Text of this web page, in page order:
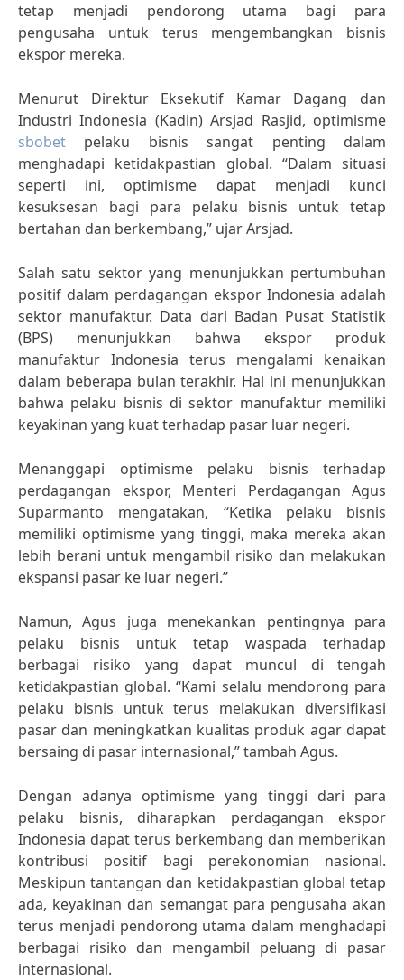
tetap menjadi pendorong utama bagi para
pengusaha untuk terus mengembangkan bisnis
ekspor mereka.
Menurut Direktur Eksekutif Kamar Dagang dan
Industri Indonesia (Kadin) Arsjad Rasjid, optimisme
sbobet pelaku bisnis sangat penting dalam
menghadapi ketidakpastian global. “Dalam situasi
seperti ini, optimisme dapat menjadi kunci
kesuksesan bagi para pelaku bisnis untuk tetap
bertahan dan berkembang,” ujar Arsjad.
Salah satu sektor yang menunjukkan pertumbuhan
positif dalam perdagangan ekspor Indonesia adalah
sektor manufaktur. Data dari Badan Pusat Statistik
(BPS) menunjukkan bahwa ekspor produk
manufaktur Indonesia terus mengalami kenaikan
dalam beberapa bulan terakhir. Hal ini menunjukkan
bahwa pelaku bisnis di sektor manufaktur memiliki
keyakinan yang kuat terhadap pasar luar negeri.
Menanggapi optimisme pelaku bisnis terhadap
perdagangan ekspor, Menteri Perdagangan Agus
Suparmanto mengatakan, “Ketika pelaku bisnis
memiliki optimisme yang tinggi, maka mereka akan
lebih berani untuk mengambil risiko dan melakukan
ekspansi pasar ke luar negeri.”
Namun, Agus juga menekankan pentingnya para
pelaku bisnis untuk tetap waspada terhadap
berbagai risiko yang dapat muncul di tengah
ketidakpastian global. “Kami selalu mendorong para
pelaku bisnis untuk terus melakukan diversifikasi
pasar dan meningkatkan kualitas produk agar dapat
bersaing di pasar internasional,” tambah Agus.
Dengan adanya optimisme yang tinggi dari para
pelaku bisnis, diharapkan perdagangan ekspor
Indonesia dapat terus berkembang dan memberikan
kontribusi positif bagi perekonomian nasional.
Meskipun tantangan dan ketidakpastian global tetap
ada, keyakinan dan semangat para pengusaha akan
terus menjadi pendorong utama dalam menghadapi
berbagai risiko dan mengambil peluang di pasar
internasional.